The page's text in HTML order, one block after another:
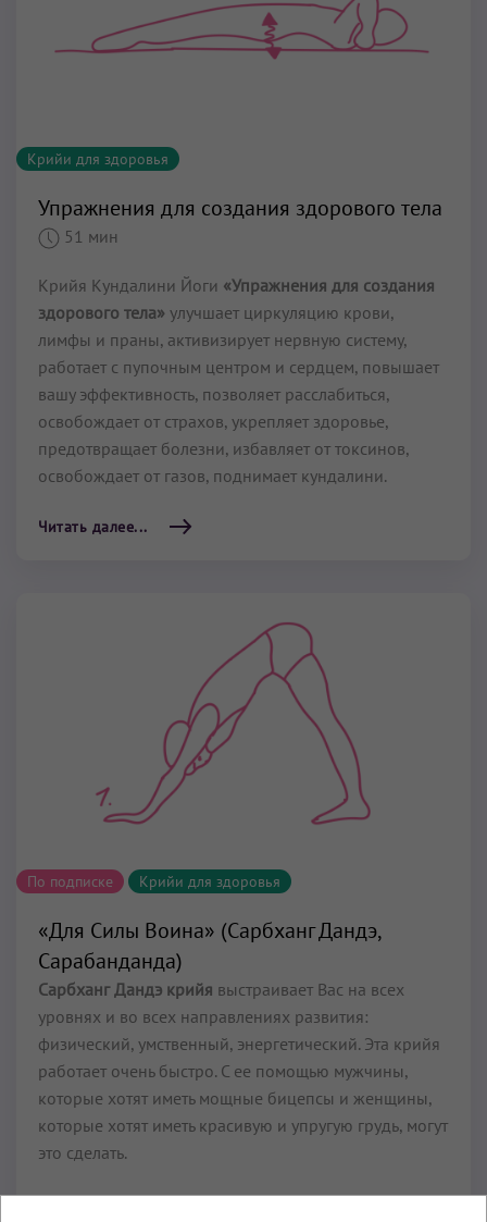
Крийи для здоровья
Упражнения для создания здорового тела
51 мин
Крийя Кундалини Йоги «Упражнения для создания
здорового тела» улучшает циркуляцию крови,
лимфы и праны, активизирует нервную систему,
работает с пупочным центром и сердцем, повышает
вашу эффективность, позволяет расслабиться,
освобождает от страхов, укрепляет здоровье,
предотвращает болезни, избавляет от токсинов,
освобождает от газов, поднимает кундалини.
Читать далее...
По подписке Крийи для здоровья
«Для Силы Воина» (Сарбханг Дандэ,
Сарабанданда)
Сарбханг Дандэ крийя выстраивает Вас на всех
уровнях и во всех направлениях развития:
физический, умственный, энергетический. Эта крийя
работает очень быстро. С ее помощью мужчины,
которые хотят иметь мощные бицепсы и женщины,
которые хотят иметь красивую и упругую грудь, могут
это сделать.
Омолаживает тело на клеточном уровне, улучшает